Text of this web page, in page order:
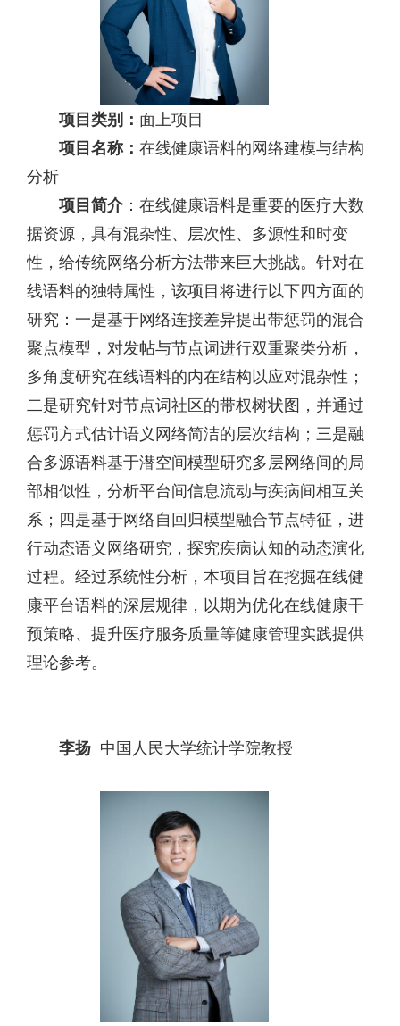
项目类别： 面上项目
项目名称： 在线健康语料的网络建模与结构
分析
项目简介：在线健康语料是重要的医疗大数
据资源，具有混杂性、层次性、多源性和时变
性，给传统网络分析方法带来巨大挑战。针对在
线语料的独特属性，该项目将进行以下四方面的
研究：一是基于网络连接差异提出带惩罚的混合
聚点模型，对发帖与节点词进行双重聚类分析，
多角度研究在线语料的内在结构以应对混杂性；
二是研究针对节点词社区的带权树状图，并通过
惩罚方式估计语义网络简洁的层次结构；三是融
合多源语料基于潜空间模型研究多层网络间的局
部相似性，分析平台间信息流动与疾病间相互关
系；四是基于网络自回归模型融合节点特征，进
行动态语义网络研究，探究疾病认知的动态演化
过程。经过系统性分析，本项目旨在挖掘在线健
康平台语料的深层规律，以期为优化在线健康干
预策略、提升医疗服务质量等健康管理实践提供
理论参考。
李扬 中国人民大学统计学院教授